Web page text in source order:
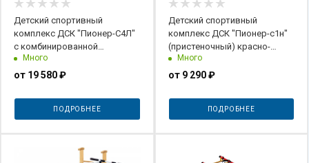
Детский спортивный
комплекс ДСК "Пионер-С4Л"
с комбинированной
лестницей (пристеночный)
сине-желтый
Много
от 19 580 ₽
ПОДРОБНЕЕ
Детский спортивный
комплекс ДСК "Пионер-с1н"
(пристеночный) красно-
желтый
Много
от 9 290 ₽
ПОДРОБНЕЕ